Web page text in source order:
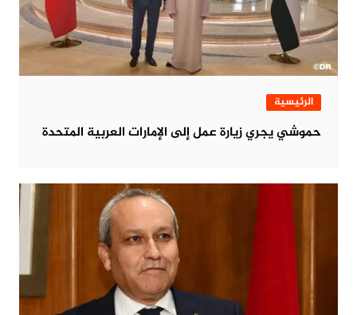
الرئيسية
حموشي يجري زيارة عمل إلى الإمارات العربية المتحدة